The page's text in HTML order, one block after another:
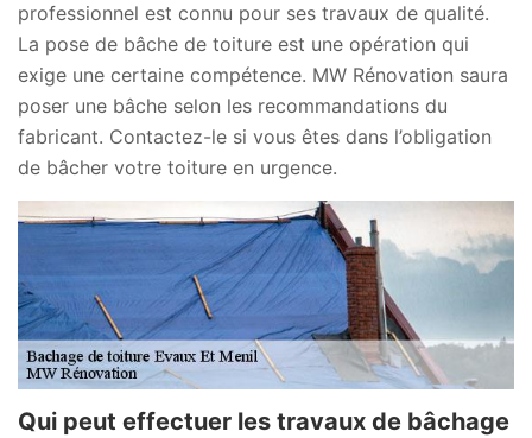
professionnel est connu pour ses travaux de qualité.
La pose de bâche de toiture est une opération qui
exige une certaine compétence. MW Rénovation saura
poser une bâche selon les recommandations du
fabricant. Contactez-le si vous êtes dans l’obligation
de bâcher votre toiture en urgence.
Qui peut effectuer les travaux de bâchage